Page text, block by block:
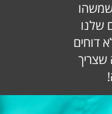
שלנו
דוחים
שצריך